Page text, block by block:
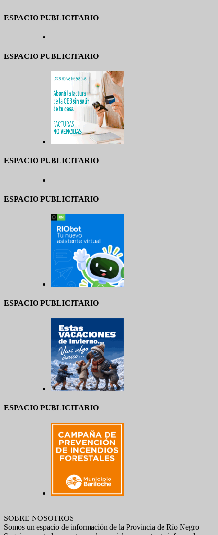
ESPACIO PUBLICITARIO
ESPACIO PUBLICITARIO
ESPACIO PUBLICITARIO
ESPACIO PUBLICITARIO
ESPACIO PUBLICITARIO
ESPACIO PUBLICITARIO
SOBRE NOSOTROS
Somos un espacio de información de la Provincia de Río Negro.